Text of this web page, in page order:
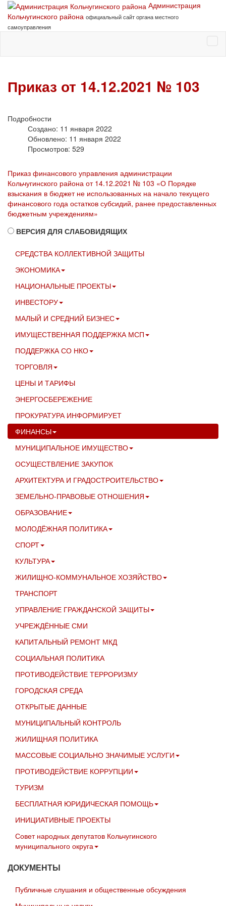
Администрация
Кольчугинского района официальный сайт органа местного
самоуправления
Приказ от 14.12.2021 № 103
Подробности
Создано: 11 января 2022
Обновлено: 11 января 2022
Просмотров: 529
Приказ финансового управления администрации
Кольчугинского района от 14.12.2021 № 103 «О Порядке
взыскания в бюджет не использованных на начало текущего
финансового года остатков субсидий, ранее предоставленных
бюджетным учреждениям»
ВЕРСИЯ ДЛЯ СЛАБОВИДЯЩИХ
СРЕДСТВА КОЛЛЕКТИВНОЙ ЗАЩИТЫ
ЭКОНОМИКА
НАЦИОНАЛЬНЫЕ ПРОЕКТЫ
ИНВЕСТОРУ
МАЛЫЙ И СРЕДНИЙ БИЗНЕС
ИМУЩЕСТВЕННАЯ ПОДДЕРЖКА МСП
ПОДДЕРЖКА СО НКО
ТОРГОВЛЯ
ЦЕНЫ И ТАРИФЫ
ЭНЕРГОСБЕРЕЖЕНИЕ
ПРОКУРАТУРА ИНФОРМИРУЕТ
ФИНАНСЫ
МУНИЦИПАЛЬНОЕ ИМУЩЕСТВО
ОСУЩЕСТВЛЕНИЕ ЗАКУПОК
АРХИТЕКТУРА И ГРАДОСТРОИТЕЛЬСТВО
ЗЕМЕЛЬНО-ПРАВОВЫЕ ОТНОШЕНИЯ
ОБРАЗОВАНИЕ
МОЛОДЁЖНАЯ ПОЛИТИКА
СПОРТ
КУЛЬТУРА
ЖИЛИЩНО-КОММУНАЛЬНОЕ ХОЗЯЙСТВО
ТРАНСПОРТ
УПРАВЛЕНИЕ ГРАЖДАНСКОЙ ЗАЩИТЫ
УЧРЕЖДЁННЫЕ СМИ
КАПИТАЛЬНЫЙ РЕМОНТ МКД
СОЦИАЛЬНАЯ ПОЛИТИКА
ПРОТИВОДЕЙСТВИЕ ТЕРРОРИЗМУ
ГОРОДСКАЯ СРЕДА
ОТКРЫТЫЕ ДАННЫЕ
МУНИЦИПАЛЬНЫЙ КОНТРОЛЬ
ЖИЛИЩНАЯ ПОЛИТИКА
МАССОВЫЕ СОЦИАЛЬНО ЗНАЧИМЫЕ УСЛУГИ
ПРОТИВОДЕЙСТВИЕ КОРРУПЦИИ
ТУРИЗМ
БЕСПЛАТНАЯ ЮРИДИЧЕСКАЯ ПОМОЩЬ
ИНИЦИАТИВНЫЕ ПРОЕКТЫ
Совет народных депутатов Кольчугинского
муниципального округа
ДОКУМЕНТЫ
Публичные слушания и общественные обсуждения